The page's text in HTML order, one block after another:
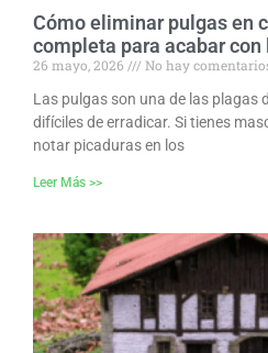
Cómo eliminar pulgas en
completa para acabar con
26 mayo, 2026
No hay
Las pulgas son una de las plagas
difíciles de erradicar. Si tienes
notar picaduras en los
Leer Más >>